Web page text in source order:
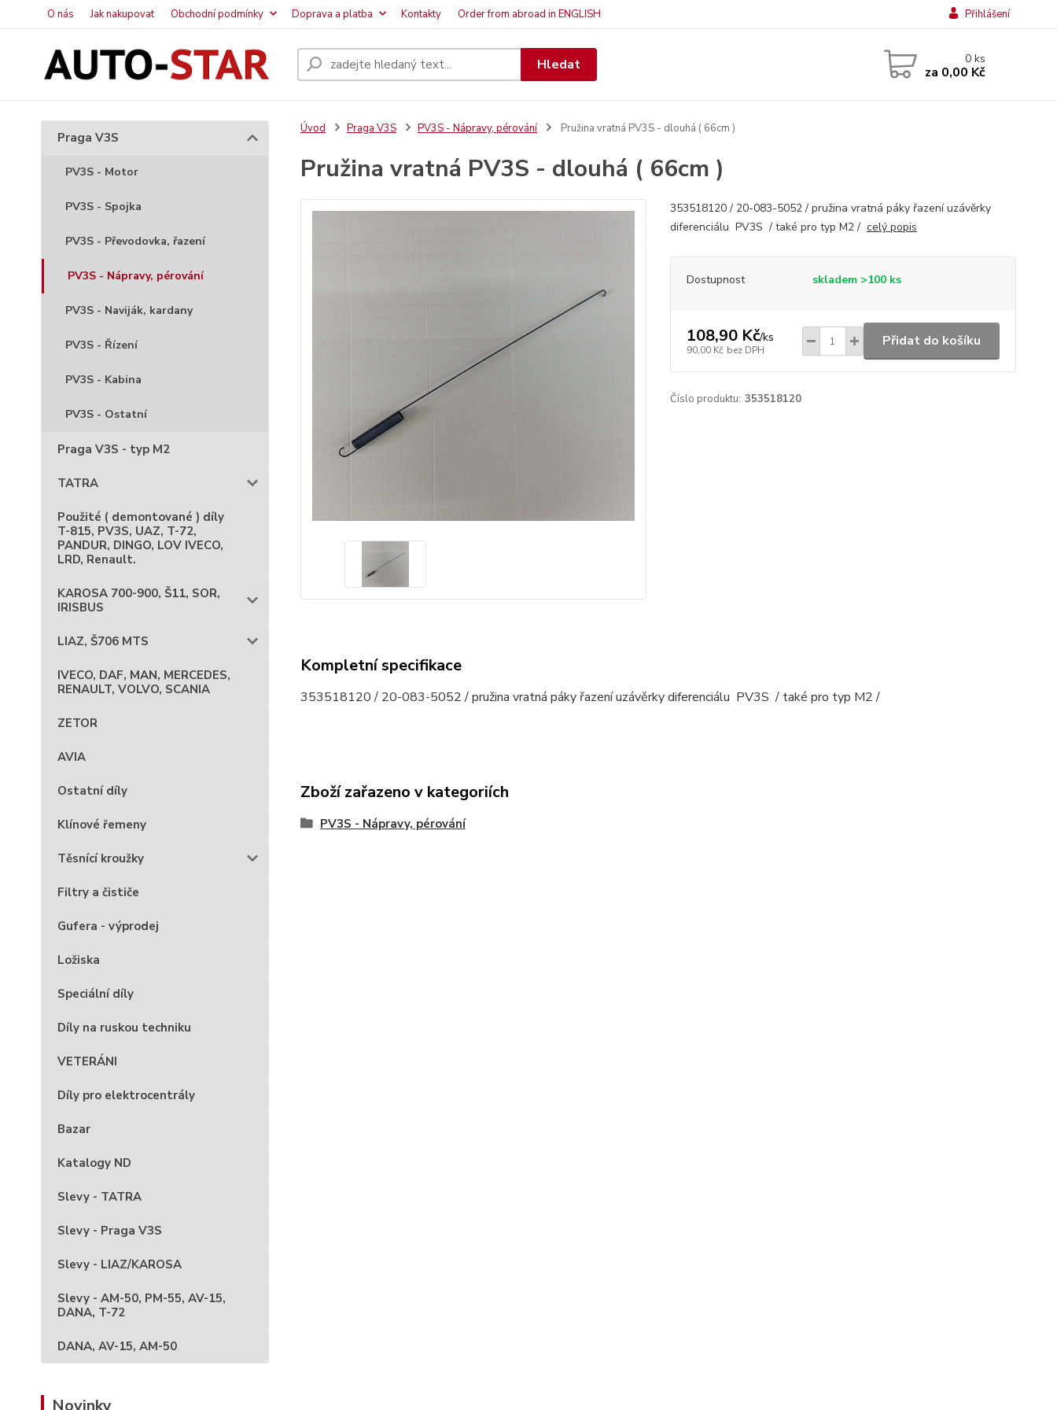
O nás Jak nakupovat Obchodní podmínky Doprava a platba Kontakty Order from abroad in ENGLISH Přihlášení
Hledat 0ks
za 0,00 Kč
Praga V3S
PV3S - Motor
PV3S - Spojka
PV3S - Převodovka, řazení
PV3S - Nápravy, pérování
PV3S - Naviják, kardany
PV3S - Řízení
PV3S - Kabina
PV3S - Ostatní
Praga V3S - typ M2
TATRA
Použité ( demontované ) díly
T-815, PV3S, UAZ, T-72,
PANDUR, DINGO, LOV IVECO,
LRD, Renault.
KAROSA 700-900, Š11, SOR,
IRISBUS
LIAZ, Š706 MTS
IVECO, DAF, MAN, MERCEDES,
RENAULT, VOLVO, SCANIA
ZETOR
AVIA
Ostatní díly
Klínové řemeny
Těsnící kroužky
Filtry a čističe
Gufera - výprodej
Ložiska
Speciální díly
Díly na ruskou techniku
VETERÁNI
Díly pro elektrocentrály
Bazar
Katalogy ND
Slevy - TATRA
Slevy - Praga V3S
Slevy - LIAZ/KAROSA
Slevy - AM-50, PM-55, AV-15,
DANA, T-72
DANA, AV-15, AM-50
Novinky
Úvod Praga V3S PV3S - Nápravy, pérování Pružina vratná PV3S - dlouhá ( 66cm )
Pružina vratná PV3S - dlouhá ( 66cm )
353518120 / 20-083-5052 / pružina vratná páky řazení uzávěrky
diferenciálu PV3S / také pro typ M2 / celý popis
Dostupnost skladem >100 ks
108,90 Kč/ks
90,00 Kč bez DPH
Přidat do košíku
Číslo produktu: 353518120
Kompletní specifikace
353518120 / 20-083-5052 / pružina vratná páky řazení uzávěrky diferenciálu PV3S / také pro typ M2 /
Zboží zařazeno v kategoriích
PV3S - Nápravy, pérování